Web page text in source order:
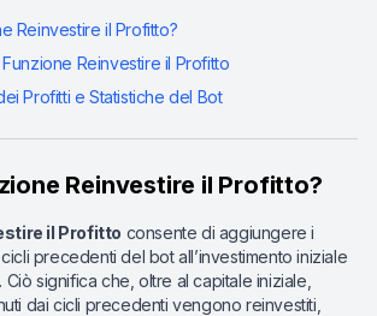
Reinvestire il Profitto?
Reinvestire il Profitto
Profitti e Statistiche del Bot
Reinvestire il Profitto?
il Profitto consente di aggiungere i
precedenti del bot all’investimento iniziale
significa che, oltre al capitale iniziale,
dai cicli precedenti vengono reinvestiti,